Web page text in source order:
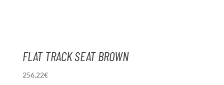
FLAT TRACK SEAT BROWN
256,22€